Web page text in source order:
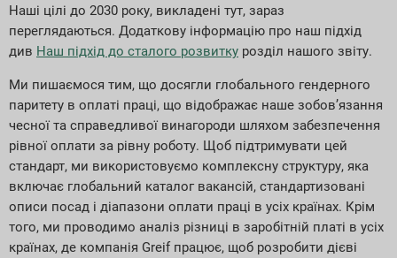
Наші цілі до 2030 року, викладені тут, зараз
переглядаються. Додаткову інформацію про наш підхід
див Наш підхід до сталого розвитку розділ нашого звіту.
Ми пишаємося тим, що досягли глобального гендерного
паритету в оплаті праці, що відображає наше зобов’язання
чесної та справедливої винагороди шляхом забезпечення
рівної оплати за рівну роботу. Щоб підтримувати цей
стандарт, ми використовуємо комплексну структуру, яка
включає глобальний каталог вакансій, стандартизовані
описи посад і діапазони оплати праці в усіх країнах. Крім
того, ми проводимо аналіз різниці в заробітній платі в усіх
країнах, де компанія Greif працює, щоб розробити дієві